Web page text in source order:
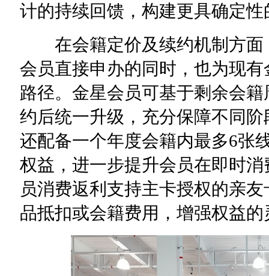
计的持续回馈，构建更具确定
在会籍定价及续约机制方面
会员直接申办的同时，也为现
路径。金星会员可基于剩余会
约后统一升级，充分保障不同
还配备一个年度会籍内最多6张
权益，进一步提升会员在即时
员消费返利支持主卡授权的亲
品抵扣或会籍费用，增强权益